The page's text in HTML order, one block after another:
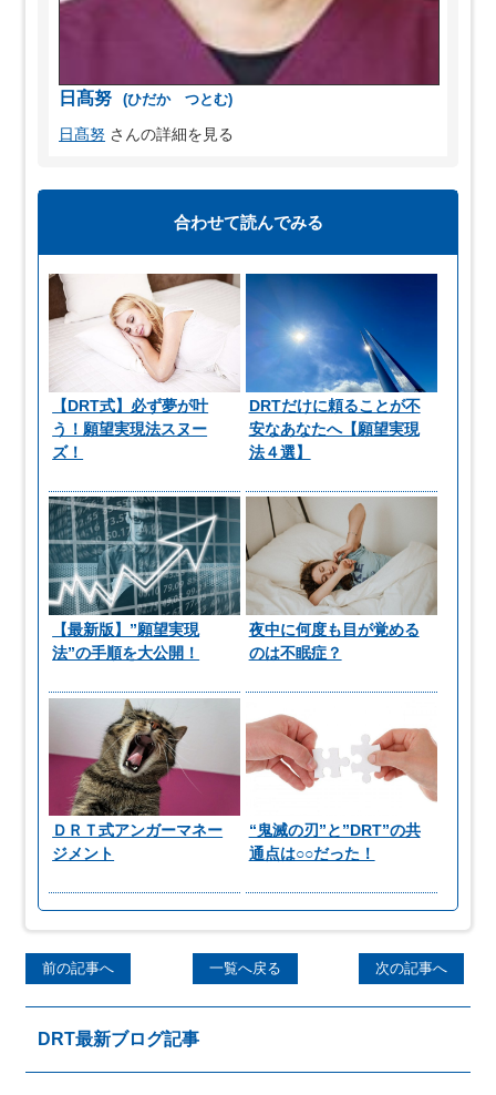
日髙努 (ひだか つとむ)
日髙努 さんの詳細を見る
合わせて読んでみる
【DRT式】必ず夢が叶
う！願望実現法スヌー
ズ！
DRTだけに頼ることが不
安なあなたへ【願望実現
法４選】
【最新版】”願望実現
法”の手順を大公開！
夜中に何度も目が覚める
のは不眠症？
ＤＲＴ式アンガーマネー
ジメント
“鬼滅の刃”と”DRT”の共
通点は○○だった！
前の記事へ 一覧へ戻る 次の記事へ
DRT最新ブログ記事